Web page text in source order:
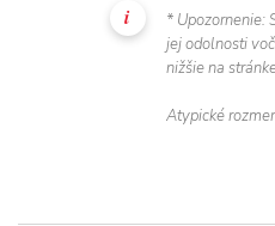
* Upozornenie:
jej odolnosti
nižšie na
Atypické